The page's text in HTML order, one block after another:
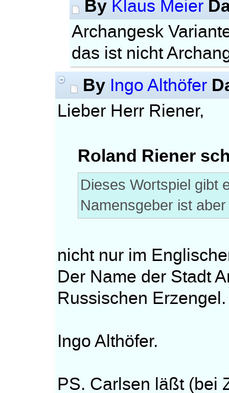
By Klaus Meier
Archangesk
das ist nicht
By Ingo Althöfer
Lieber Herr Riener,
Roland Riener
Dieses Wortspiel gibt
Namensgeber ist
nicht nur im
Der Name der Stadt
Russischen Erzengel.
Ingo Althöfer.
PS. Carlsen läßt (bei